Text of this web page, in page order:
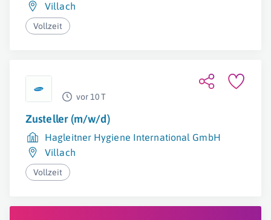
Villach
Vollzeit
vor 10 T
Zusteller (m/w/d)
Hagleitner Hygiene International GmbH
Villach
Vollzeit